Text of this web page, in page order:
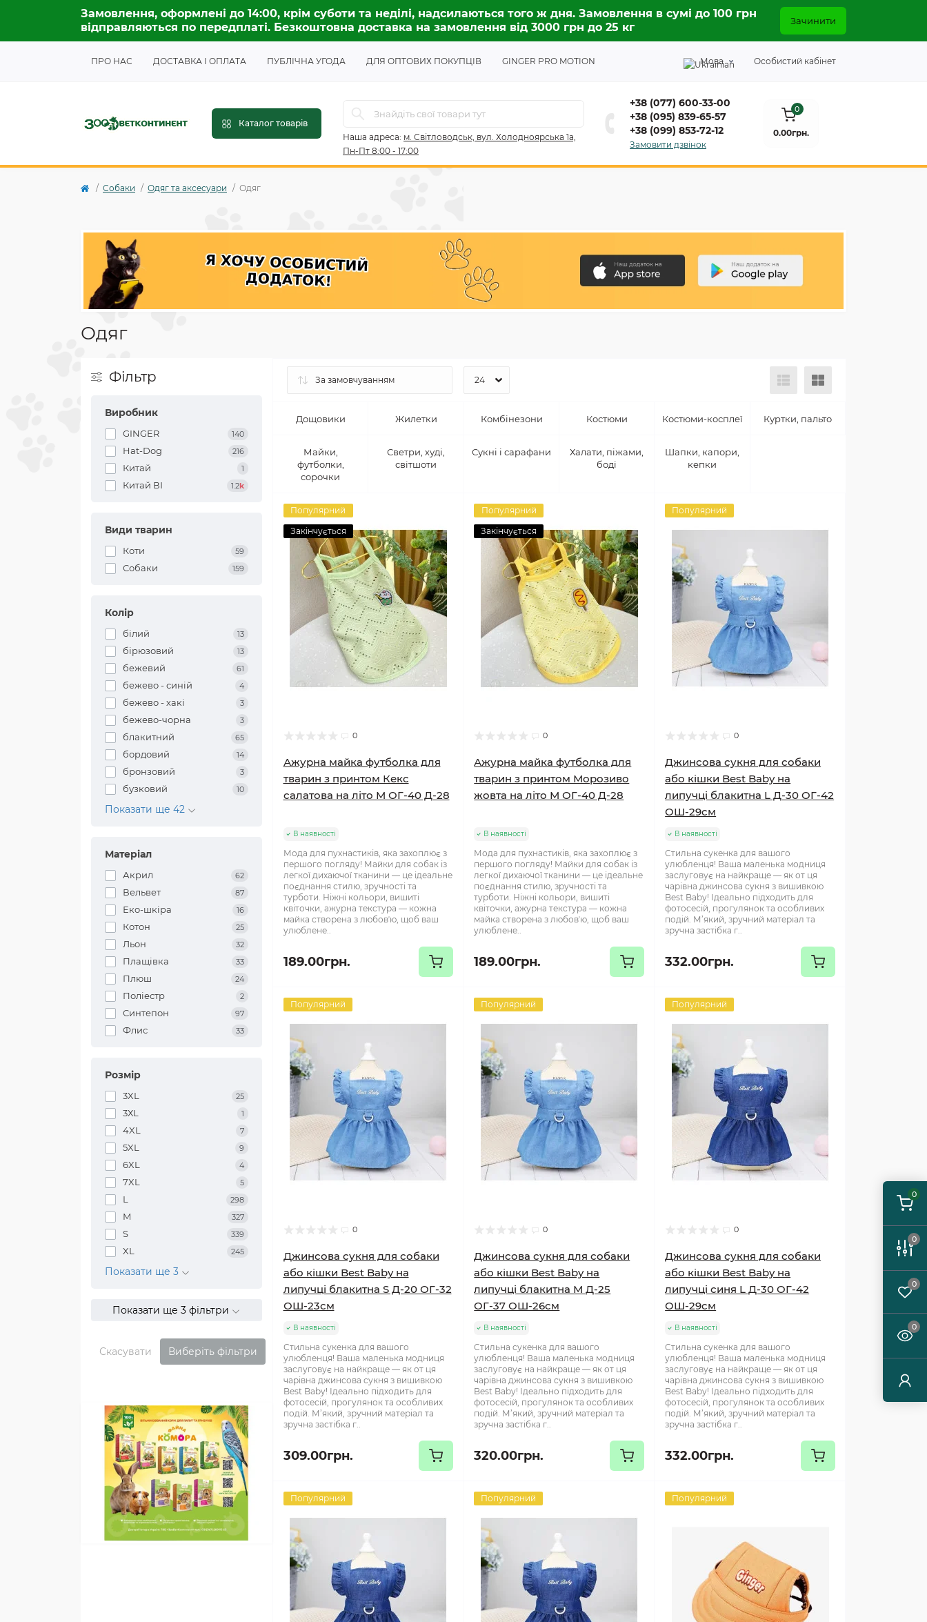
0
0
0
0
Замовлення, оформлені до 14:00, крім суботи та неділі, надсилаються того ж дня. Замовлення в сумі до 100 грн
відправляються по передплаті. Безкоштовна доставка на замовлення від 3000 грн до 25 кг
Зачинити
ПРО НАС ДОСТАВКА І ОПЛАТА ПУБЛІЧНА УГОДА ДЛЯ ОПТОВИХ ПОКУПЦІВ GINGER PRO MOTION Мова Особистий кабінет
Каталог товарів
Наша адреса: м. Світловодськ, вул. Холодноярська 1а,
Пн-Пт 8:00 - 17:00
+38 (077) 600-33-00
+38 (095) 839-65-57
+38 (099) 853-72-12
Замовити дзвінок
0
0.00грн.
Собаки Одяг та аксесуари Одяг
Одяг
Фільтр
Виробник
GINGER 140
Hat-Dog 216
Китай 1
Китай ВІ 1.2k
Види тварин
Коти 59
Собаки 159
Колір
білий 13
бірюзовий 13
бежевий 61
бежево - синій 4
бежево - хакі 3
бежево-чорна 3
блакитний 65
бордовий 14
бронзовий 3
бузковий 10
Показати ще 42
Матеріал
Акрил 62
Вельвет 87
Еко-шкіра 16
Котон 25
Льон 32
Плащівка 33
Плюш 24
Поліестр 2
Синтепон 97
Флис 33
Розмір
3XL 25
3ХL 1
4XL 7
5XL 9
6XL 4
7XL 5
L 298
M 327
S 339
XL 245
Показати ще 3
Показати ще 3 фільтри
Скасувати Виберіть фільтри
Дощовики Жилетки Комбінезони Костюми Костюми-косплеї Куртки, пальто
Майки,
футболки,
сорочки
Светри, худі,
світшоти
Сукні і сарафани
Халати, піжами,
боді
Шапки, капори,
кепки
Популярний
Закінчується
0
Ажурна майка футболка для
тварин з принтом Кекс
салатова на літо М ОГ-40 Д-28
В наявності
Мода для пухнастиків, яка захоплює з
першого погляду! Майки для собак із
легкої дихаючої тканини — це ідеальне
поєднання стилю, зручності та
турботи. Ніжні кольори, вишиті
квіточки, ажурна текстура — кожна
майка створена з любовʼю, щоб ваш
улюблене..
189.00грн.
Популярний
Закінчується
0
Ажурна майка футболка для
тварин з принтом Морозиво
жовта на літо М ОГ-40 Д-28
В наявності
Мода для пухнастиків, яка захоплює з
першого погляду! Майки для собак із
легкої дихаючої тканини — це ідеальне
поєднання стилю, зручності та
турботи. Ніжні кольори, вишиті
квіточки, ажурна текстура — кожна
майка створена з любовʼю, щоб ваш
улюблене..
189.00грн.
Популярний
0
Джинсова сукня для собаки
або кішки Best Baby на
липучці блакитна L Д-30 ОГ-42
ОШ-29см
В наявності
Стильна сукенка для вашого
улюбленця! Ваша маленька модниця
заслуговує на найкраще — як от ця
чарівна джинсова сукня з вишивкою
Best Baby! Ідеально підходить для
фотосесій, прогулянок та особливих
подій. М’який, зручний матеріал та
зручна застібка г..
332.00грн.
Популярний
0
Джинсова сукня для собаки
або кішки Best Baby на
липучці блакитна S Д-20 ОГ-32
ОШ-23см
В наявності
Стильна сукенка для вашого
улюбленця! Ваша маленька модниця
заслуговує на найкраще — як от ця
чарівна джинсова сукня з вишивкою
Best Baby! Ідеально підходить для
фотосесій, прогулянок та особливих
подій. М’який, зручний матеріал та
зручна застібка г..
309.00грн.
Популярний
0
Джинсова сукня для собаки
або кішки Best Baby на
липучці блакитна М Д-25
ОГ-37 ОШ-26см
В наявності
Стильна сукенка для вашого
улюбленця! Ваша маленька модниця
заслуговує на найкраще — як от ця
чарівна джинсова сукня з вишивкою
Best Baby! Ідеально підходить для
фотосесій, прогулянок та особливих
подій. М’який, зручний матеріал та
зручна застібка г..
320.00грн.
Популярний
0
Джинсова сукня для собаки
або кішки Best Baby на
липучці синя L Д-30 ОГ-42
ОШ-29см
В наявності
Стильна сукенка для вашого
улюбленця! Ваша маленька модниця
заслуговує на найкраще — як от ця
чарівна джинсова сукня з вишивкою
Best Baby! Ідеально підходить для
фотосесій, прогулянок та особливих
подій. М’який, зручний матеріал та
зручна застібка г..
332.00грн.
Популярний Популярний Популярний